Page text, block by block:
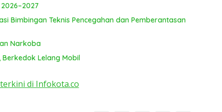
Bimbingan Teknis Pencegahan dan Pemberantasan
Narkoba
Berkedok Lelang Mobil
di Infokota.co